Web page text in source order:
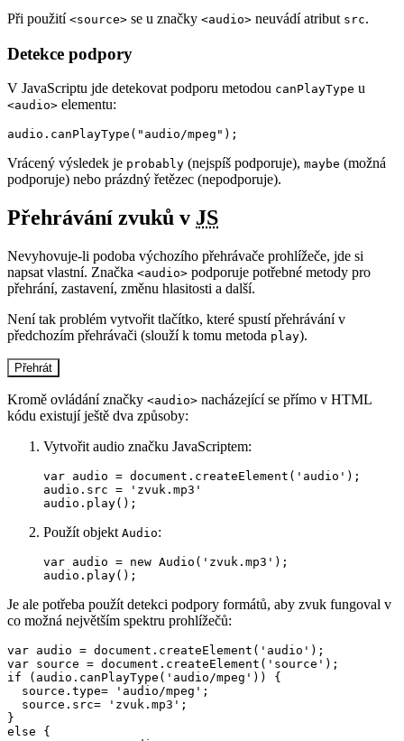
Při použití <source> se u značky <audio> neuvádí atribut src.
Detekce podpory
V JavaScriptu jde detekovat podporu metodou canPlayType u
<audio> elementu:
audio.canPlayType("audio/mpeg");
Vrácený výsledek je probably (nejspíš podporuje), maybe (možná
podporuje) nebo prázdný řetězec (nepodporuje).
Přehrávání zvuků v JS
Nevyhovuje-li podoba výchozího přehrávače prohlížeče, jde si
napsat vlastní. Značka <audio> podporuje potřebné metody pro
přehrání, zastavení, změnu hlasitosti a další.
Není tak problém vytvořit tlačítko, které spustí přehrávání v
předchozím přehrávači (slouží k tomu metoda play).
Přehrát
Kromě ovládání značky <audio> nacházející se přímo v HTML
kódu existují ještě dva způsoby:
Vytvořit audio značku JavaScriptem:
var audio = document.createElement('audio');
audio.src = 'zvuk.mp3'
audio.play();
Použít objekt Audio:
var audio = new Audio('zvuk.mp3');
audio.play();
Je ale potřeba použít detekci podpory formátů, aby zvuk fungoval v
co možná největším spektru prohlížečů:
var audio = document.createElement('audio');
var source = document.createElement('source');
if (audio.canPlayType('audio/mpeg')) {
  source.type= 'audio/mpeg';
  source.src= 'zvuk.mp3';
}
else {